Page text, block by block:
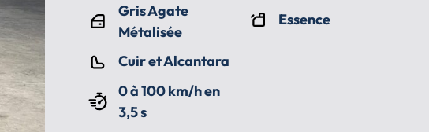
Gris Agate
Métalisée
Cuir et Alcantara
0 à 100 km/h en
3,5 s
Essence